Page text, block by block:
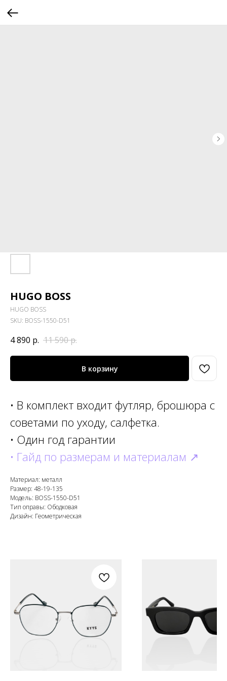
HUGO BOSS
HUGO BOSS
SKU: BOSS-1550-D51
4 890 р. 11 590р.
В корзину
• В комплект входит футляр, брошюра с
советами по уходу, салфетка.
• Один год гарантии
• Гайд по размерам и материалам ↗
Материал: металл
Размер: 48-19-135
Модель: BOSS-1550-D51
Тип оправы: Ободковая
Дизайн: Геометрическая